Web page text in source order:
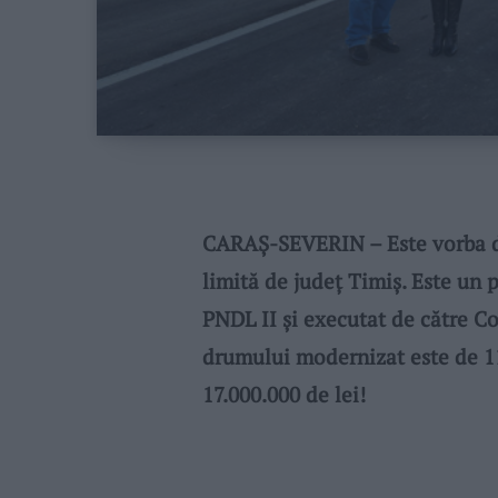
CARAȘ-SEVERIN – Este
limită de județ Timiș. Este
PNDL II și executat de către
drumului modernizat este de
17.000.000 de lei!